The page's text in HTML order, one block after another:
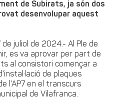
de Subirats, ja són dos
desenvolupar aquest
juliol de 2024.- Al Ple de
es va aprovar per part de
al consistori començar a
de plaques
l’AP7 en el transcurs
de Vilafranca.